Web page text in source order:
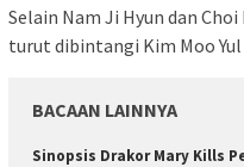
Selain Nam Ji Hyun dan
turut dibintangi Kim Moo Yul
BACAAN LAINNYA
Sinopsis Drakor Mary Kills